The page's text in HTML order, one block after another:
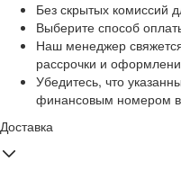
Без скрытых комиссий
Выберите способ
Наш менеджер
рассрочки и
Убедитесь, что
финансовым номером
Доставка